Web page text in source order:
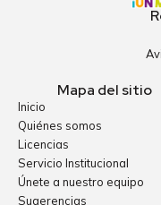
Mapa del sitio
Inicio
Quiénes somos
Licencias
Servicio Institucional
Únete a nuestro equipo
Sugerencias